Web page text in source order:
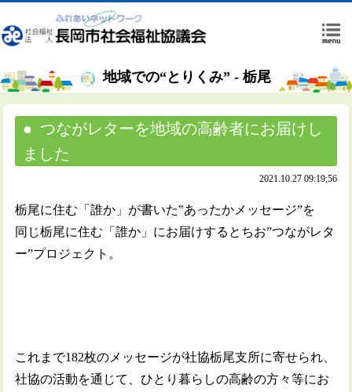
地域での“とりくみ” - 栃尾
つながレターを地域の高齢者にお届けし
ました
2021.10.27 09:19;56
栃尾に住む「誰か」が書いた‟あったかメッセージ”を
同じ栃尾に住む「誰か」にお届けするとちお”つながレタ
ー”プロジェクト。
これまで182枚のメッセージが社協栃尾支所に寄せられ、
社協の活動を通じて、ひとり暮らしの高齢の方々等にお